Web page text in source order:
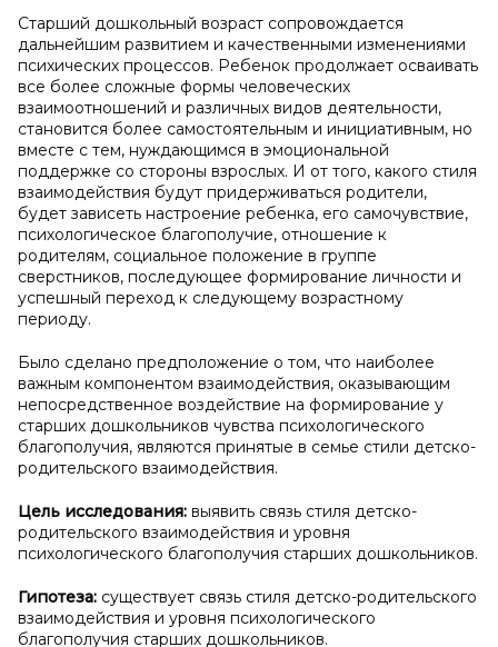
Старший дошкольный возраст сопровождается
дальнейшим развитием и качественными изменениями
психических процессов. Ребенок продолжает осваивать
все более сложные формы человеческих
взаимоотношений и различных видов деятельности,
становится более самостоятельным и инициативным, но
вместе с тем, нуждающимся в эмоциональной
поддержке со стороны взрослых. И от того, какого стиля
взаимодействия будут придерживаться родители,
будет зависеть настроение ребенка, его самочувствие,
психологическое благополучие, отношение к
родителям, социальное положение в группе
сверстников, последующее формирование личности и
успешный переход к следующему возрастному
периоду.
Было сделано предположение о том, что наиболее
важным компонентом взаимодействия, оказывающим
непосредственное воздействие на формирование у
старших дошкольников чувства психологического
благополучия, являются принятые в семье стили детско-
родительского взаимодействия.
Цель исследования: выявить связь стиля детско-
родительского взаимодействия и уровня
психологического благополучия старших дошкольников.
Гипотеза: существует связь стиля детско-родительского
взаимодействия и уровня психологического
благополучия старших дошкольников.